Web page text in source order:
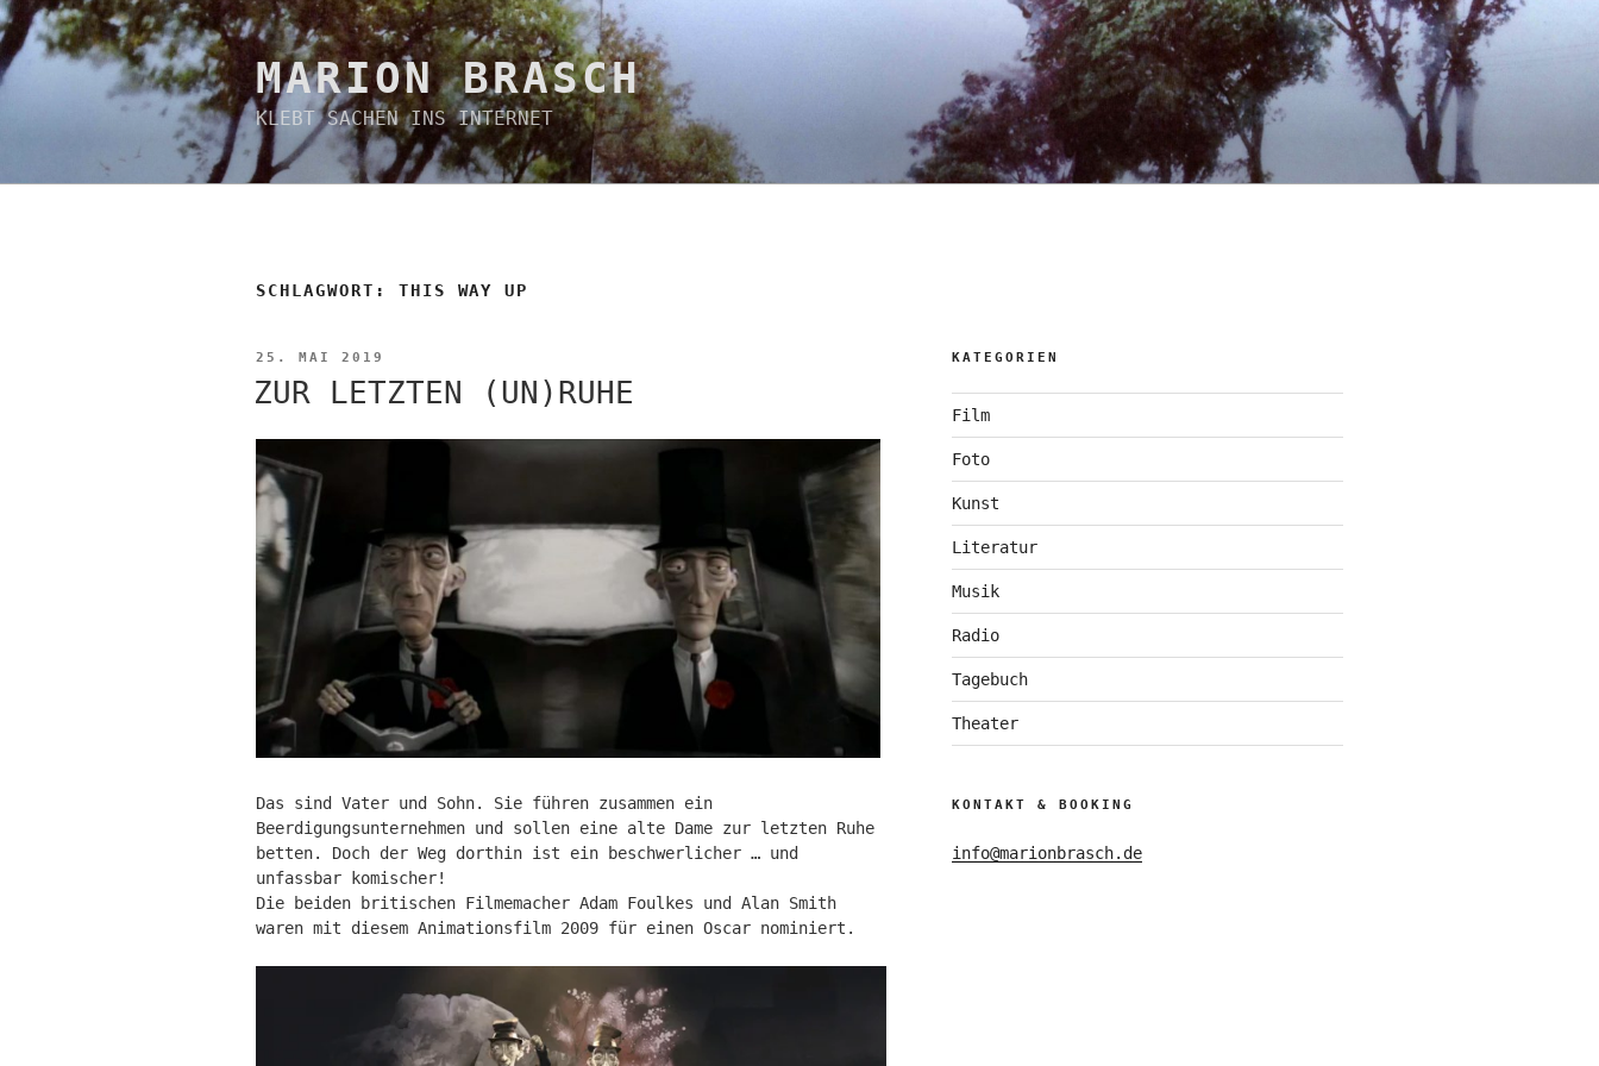
Zum
Inhalt
springen
MARION BRASCH
KLEBT SACHEN INS INTERNET
SCHLAGWORT: THIS WAY UP
VERÖFFENTLICHT
25. MAI 2019
ZUR LETZTEN (UN)RUHE
Das sind Vater und Sohn. Sie führen zusammen ein
Beerdigungsunternehmen und sollen eine alte Dame zur letzten Ruhe
betten. Doch der Weg dorthin ist ein beschwerlicher … und
unfassbar komischer!
Die beiden britischen Filmemacher Adam Foulkes und Alan Smith
waren mit diesem Animationsfilm 2009 für einen Oscar nominiert.
KATEGORIEN
Film
Foto
Kunst
Literatur
Musik
Radio
Tagebuch
Theater
KONTAKT & BOOKING
info@marionbrasch.de